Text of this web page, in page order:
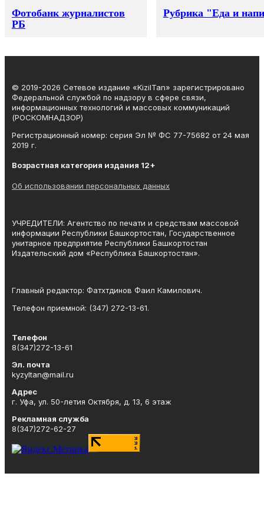
Фотобанк журналистов
РБ
Рубрика "Еда и
© 2019-2026 Сетевое издание «KizilTan» зарегистрировано
Федеральной службой по надзору в сфере связи,
информационных технологий и массовых коммуникаций
(РОСКОМНАДЗОР)
Регистрационный номер: серия Эл № ФС 77-75682 от 24 мая
2019 г.
Возрастная категория издания 12+
Об использовании персональных данных
УЧРЕДИТЕЛИ: Агентство по печати и средствам массовой
информации Республики Башкортостан, Государственное
унитарное предприятие Республики Башкортостан
Издательский дом «Республика Башкортостан».
Главный редактор: Фатхтдинов Фаил Камилович.
Телефон приемной: (347) 272-13-61.
Телефон
8(347)272-13-61
Эл. почта
kyzyltan@mail.ru
Адрес
г. Уфа, ул. 50-летия Октября, д. 13, 6 этаж
Рекламная служба
8(347)272-62-27